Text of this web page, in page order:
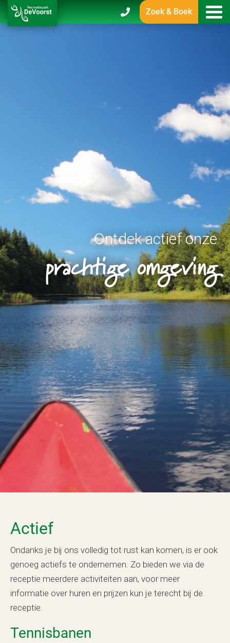
Zoek & Boek
Ontdek actief onze
prachtige omgeving
Actief
Ondanks je bij ons volledig tot rust kan komen, is er ook
genoeg actiefs te ondernemen. Zo bieden we via de
receptie meerdere activiteiten aan, voor meer
informatie over huren en prijzen kun je terecht bij de
receptie.
Tennisbanen